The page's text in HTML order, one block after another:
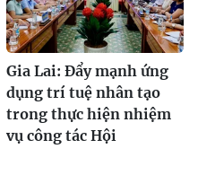
Gia Lai: Đẩy mạnh ứng
dụng trí tuệ nhân tạo
trong thực hiện nhiệm
vụ công tác Hội